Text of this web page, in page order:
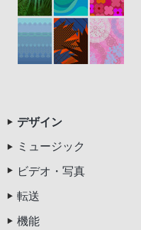
デザイン
ミュージック
ビデオ・写真
転送
機能